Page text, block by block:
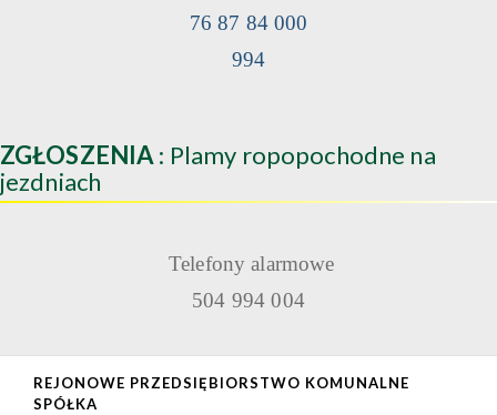
76 87 84 000
994
ZGŁOSZENIA : Plamy ropopochodne na
jezdniach
Telefony alarmowe
504 994 004
REJONOWE PRZEDSIĘBIORSTWO KOMUNALNE
SPÓŁKA